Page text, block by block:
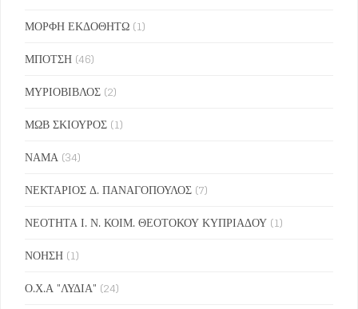
ΜΟΡΦΗ ΕΚΔΟΘΗΤΩ (1)
ΜΠΟΤΣΗ (46)
ΜΥΡΙΟΒΙΒΛΟΣ (2)
ΜΩΒ ΣΚΙΟΥΡΟΣ (1)
ΝΑΜΑ (34)
ΝΕΚΤΑΡΙΟΣ Δ. ΠΑΝΑΓΟΠΟΥΛΟΣ (7)
ΝΕΟΤΗΤΑ Ι. Ν. ΚΟΙΜ. ΘΕΟΤΟΚΟΥ ΚΥΠΡΙΑΔΟΥ (1)
ΝΟΗΣΗ (1)
Ο.Χ.Α "ΛΥΔΙΑ" (24)